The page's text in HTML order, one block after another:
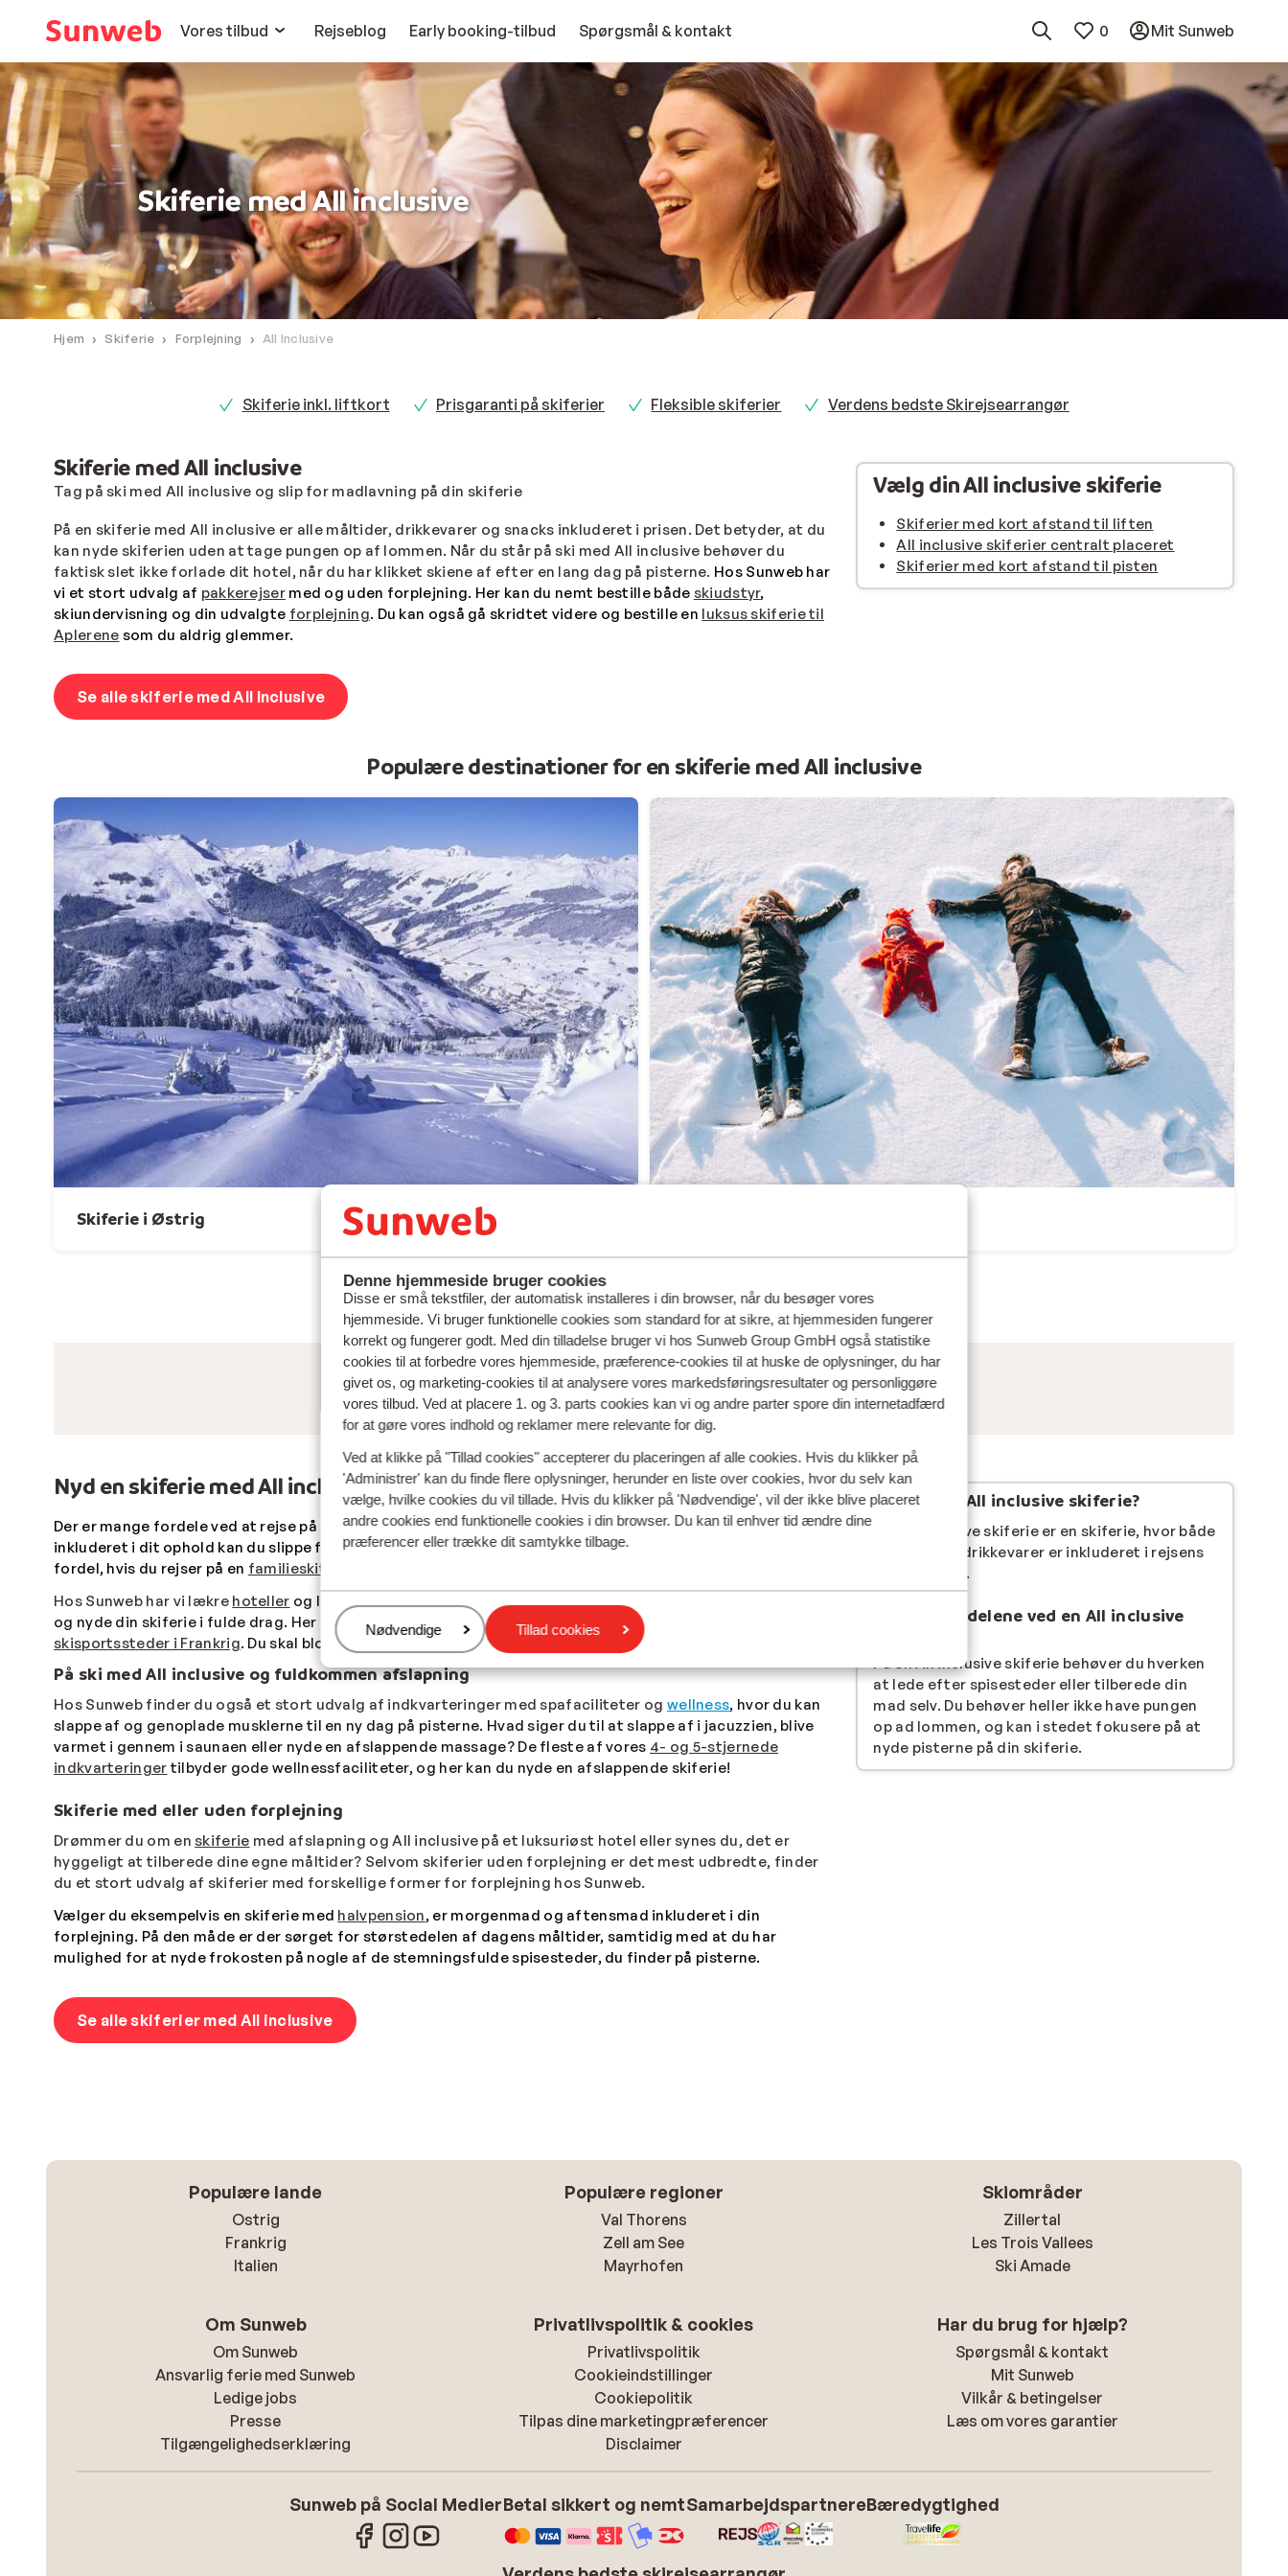
Denne hjemmeside bruger cookies
Disse er små tekstfiler, der automatisk installeres i din browser, når du besøger vores
hjemmeside. Vi bruger funktionelle cookies som standard for at sikre, at hjemmesiden fungerer
korrekt og fungerer godt. Med din tilladelse bruger vi hos Sunweb Group GmbH også statistike
cookies til at forbedre vores hjemmeside, præference-cookies til at huske de oplysninger, du har
givet os, og marketing-cookies til at analysere vores markedsføringsresultater og personliggøre
vores tilbud. Ved at placere 1. og 3. parts cookies kan vi og andre parter spore din internetadfærd
for at gøre vores indhold og reklamer mere relevante for dig.
Ved at klikke på "Tillad cookies" accepterer du placeringen af alle cookies. Hvis du klikker på
'Administrer' kan du finde flere oplysninger, herunder en liste over cookies, hvor du selv kan
vælge, hvilke cookies du vil tillade. Hvis du klikker på 'Nødvendige', vil der ikke blive placeret
andre cookies end funktionelle cookies i din browser. Du kan til enhver tid ændre dine
præferencer eller trække dit samtykke tilbage.
Administrer
Nødvendige Tillad cookies
Vores tilbud
Rejseblog Early booking-tilbud Spørgsmål & kontakt 0 Mit Sunweb
Skiferie med All inclusive
Hjem Skiferie Forplejning All Inclusive
Skiferie inkl. liftkort Prisgaranti på skiferier Fleksible skiferier Verdens bedste Skirejsearrangør
Skiferie med All inclusive
Tag på ski med All inclusive og slip for madlavning på din skiferie
På en skiferie med All inclusive er alle måltider, drikkevarer og snacks inkluderet i prisen. Det betyder, at du
kan nyde skiferien uden at tage pungen op af lommen. Når du står på ski med All inclusive behøver du
faktisk slet ikke forlade dit hotel, når du har klikket skiene af efter en lang dag på pisterne. Hos Sunweb har
vi et stort udvalg af pakkerejsermed og uden forplejning. Her kan du nemt bestille både skiudstyr,
skiundervisning og din udvalgte forplejning. Du kan også gå skridtet videre og bestille en luksus skiferie til
Aplerene som du aldrig glemmer.
Se alle skiferie med All Inclusive
Vælg din All inclusive skiferie
Skiferier med kort afstand til liften
All inclusive skiferier centralt placeret
Skiferier med kort afstand til pisten
Populære destinationer for en skiferie med All inclusive
Skiferie i Østrig
Nyd en skiferie med All inclusive
Der er mange fordele ved at rejse på skiferie med All inclusive. Med morgenmad, frokost og aftensmad
inkluderet i dit ophold kan du slippe for madlavningen og få mere tid på pisterne. Det kan også være en
fordel, hvis du rejser på en familieskitur
Hos Sunweb har vi lækre hoteller og lejligheder i bådeØstrig ogFrankrig, hvor du kan slippe for madlavning
og nyde din skiferie i fulde drag. Her kan du nyde de østrigske pister eller besøge de
skisportssteder i Frankrig. Du skal blot beslutte dig for, hvilken indkvartering og forplejning du ønsker.
På ski med All inclusive og fuldkommen afslapning
Hos Sunweb finder du også et stort udvalg af indkvarteringer med spafaciliteter og wellness, hvor du kan
slappe af og genoplade musklerne til en ny dag på pisterne. Hvad siger du til at slappe af i jacuzzien, blive
varmet i gennem i saunaen eller nyde en afslappende massage? De fleste af vores 4- og 5-stjernede
indkvarteringer tilbyder gode wellnessfaciliteter, og her kan du nyde en afslappende skiferie!
Skiferie med eller uden forplejning
Drømmer du om enskiferie med afslapning og All inclusive på et luksuriøst hotel eller synes du, det er
hyggeligt at tilberede dine egne måltider? Selvom skiferier uden forplejning er det mest udbredte, finder
du et stort udvalg af skiferier med forskellige former for forplejning hos Sunweb.
Vælger du eksempelvis en skiferie med halvpension, er morgenmad og aftensmad inkluderet i din
forplejning. På den måde er der sørget for størstedelen af dagens måltider, samtidig med at du har
mulighed for at nyde frokosten på nogle af de stemningsfulde spisesteder, du finder på pisterne.
Se alle skiferier med All inclusive
Hvad er en All inclusive skiferie?
En All inclusive skiferie er en skiferie, hvor både
måltider og drikkevarer er inkluderet i rejsens
samlede pris.
Hvad er fordelene ved en All inclusive
På en All inclusive skiferie behøver du hverken
at lede efter spisesteder eller tilberede din
mad selv. Du behøver heller ikke have pungen
op ad lommen, og kan i stedet fokusere på at
nyde pisterne på din skiferie.
Populære lande
Ostrig
Frankrig
Italien
Populære regioner
Val Thorens
Zell am See
Mayrhofen
Skiområder
Zillertal
Les Trois Vallees
Ski Amade
Om Sunweb
Om Sunweb
Ansvarlig ferie med Sunweb
Ledige jobs
Presse
Tilgængelighedserklæring
Privatlivspolitik & cookies
Privatlivspolitik
Cookieindstillinger
Cookiepolitik
Tilpas dine marketingpræferencer
Disclaimer
Har du brug for hjælp?
Spørgsmål & kontakt
Mit Sunweb
Vilkår & betingelser
Læs om vores garantier
Sunweb på Social MedierBetal sikkert og nemtSamarbejdspartnereBæredygtighed